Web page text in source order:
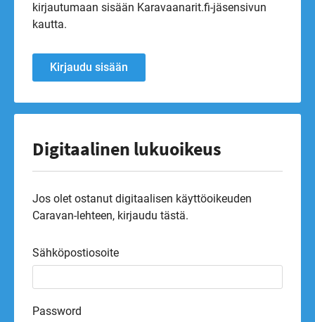
kirjautumaan sisään Karavaanarit.fi-jäsensivun
kautta.
Kirjaudu sisään
Digitaalinen lukuoikeus
Jos olet ostanut digitaalisen käyttöoikeuden
Caravan-lehteen, kirjaudu tästä.
Sähköpostiosoite
Password